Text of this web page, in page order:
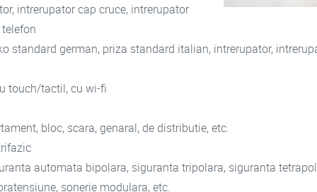
intrerupator cap cruce, intrerupator
standard german, priza standard italian, intrerupator,
touch/tactil, cu wi-fi
bloc, scara, genaral, de distributie, etc.
automata bipolara, siguranta tripolara, siguranta
sonerie modulara, etc.